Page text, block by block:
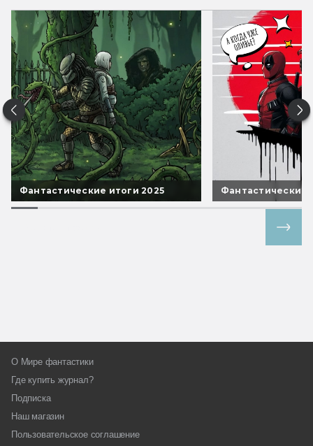
Фантастические итоги 2025 Фантастические
О Мире фантастики
Где купить журнал?
Подписка
Наш магазин
Пользовательское соглашение